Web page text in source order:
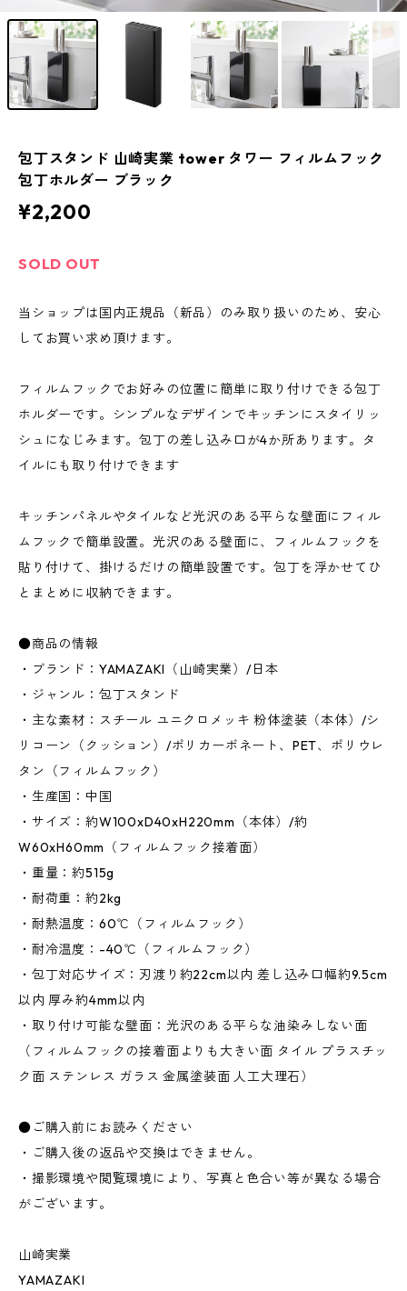
包丁スタンド 山崎実業 tower タワー フィルムフック
包丁ホルダー ブラック
¥2,200
SOLD OUT
当ショップは国内正規品（新品）のみ取り扱いのため、安心
してお買い求め頂けます。
フィルムフックでお好みの位置に簡単に取り付けできる包丁
ホルダーです。シンプルなデザインでキッチンにスタイリッ
シュになじみます。包丁の差し込み口が4か所あります。タ
イルにも取り付けできます
キッチンパネルやタイルなど光沢のある平らな壁面にフィル
ムフックで簡単設置。光沢のある壁面に、フィルムフックを
貼り付けて、掛けるだけの簡単設置です。包丁を浮かせてひ
とまとめに収納できます。
●商品の情報
・ブランド：YAMAZAKI（山崎実業）/日本
・ジャンル：包丁スタンド
・主な素材：スチール ユニクロメッキ 粉体塗装（本体）/シ
リコーン（クッション）/ポリカーボネート、PET、ポリウレ
タン（フィルムフック）
・生産国：中国
・サイズ：約W100xD40xH220mm（本体）/約
W60xH60mm（フィルムフック接着面）
・重量：約515g
・耐荷重：約2kg
・耐熱温度：60℃（フィルムフック）
・耐冷温度：-40℃（フィルムフック）
・包丁対応サイズ：刃渡り約22cm以内 差し込み口幅約9.5cm
以内 厚み約4mm以内
・取り付け可能な壁面：光沢のある平らな油染みしない面
（フィルムフックの接着面よりも大きい面 タイル プラスチッ
ク面 ステンレス ガラス 金属塗装面 人工大理石）
●ご購入前にお読みください
・ご購入後の返品や交換はできません。
・撮影環境や閲覧環境により、写真と色合い等が異なる場合
がございます。
山崎実業
YAMAZAKI